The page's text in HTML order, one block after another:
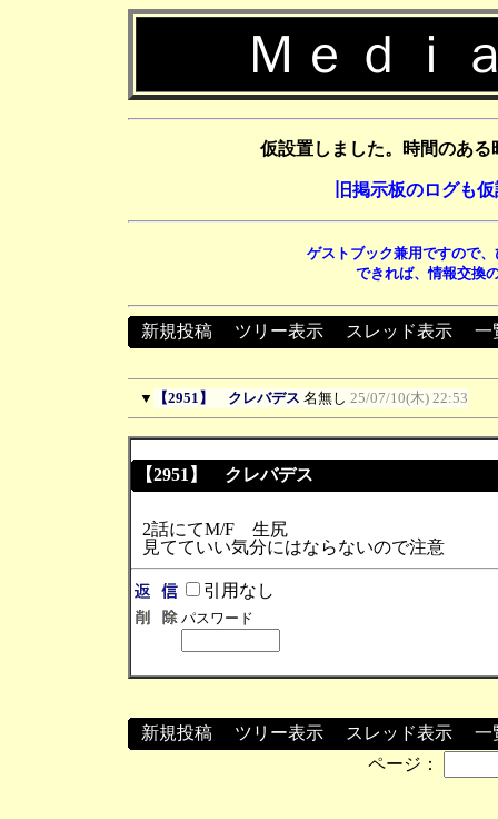
Ｍｅｄｉ
仮設置しました。時間のあ
旧掲示板のログも
ゲストブック兼用ですので
できれば、情報交換
新規投稿 ツリー表示 スレッド表示 一
▼ 【2951】 クレバデス 名無し 25/07/10(木) 22:53
【2951】 クレバデス
2話にてM/F 生尻
見てていい気分にはならないので注意
引用なし
パスワード
新規投稿 ツリー表示 スレッド表示
一
ページ：